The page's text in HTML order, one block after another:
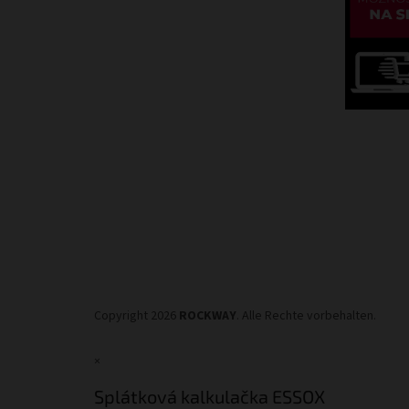
Copyright 2026 ROCKWAY . Alle Rechte vorbehalten.
×
Splátková kalkulačka ESSOX